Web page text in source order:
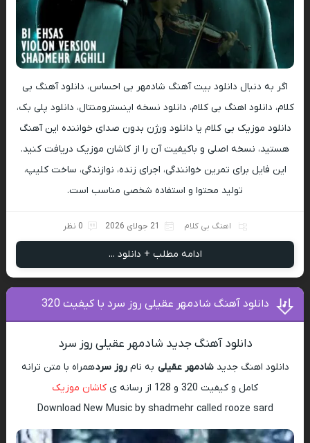
اگر به دنبال دانلود بیت آهنگ شادمهر بی احساس، دانلود آهنگ بی
کلام، دانلود اهنگ بی کلام، دانلود نسخه اینسترومنتال، دانلود پلی بک،
دانلود موزیک بی کلام یا دانلود ورژن بدون صدای خواننده این آهنگ
هستید، نسخه اصلی و باکیفیت آن را از کاشان موزیک دریافت کنید.
این فایل برای تمرین خوانندگی، اجرای زنده، نوازندگی، ساخت کلیپ،
تولید محتوا و استفاده شخصی مناسب است.
اهنگ بی کلام 21 جولای 2026 0 نظر
ادامه مطلب + دانلود ...
دانلود آهنگ شادمهر عقیلی روز سرد با کیفیت 320
دانلود آهنگ جدید شادمهر عقیلی روز سرد
دانلود اهنگ جدیدشادمهر عقیلی به نامروز سردهمراه با متن ترانه
کامل و کیفیت 320 و 128 از رسانه ی
کاشان موزیک
Download New Music by shadmehr called rooze sard